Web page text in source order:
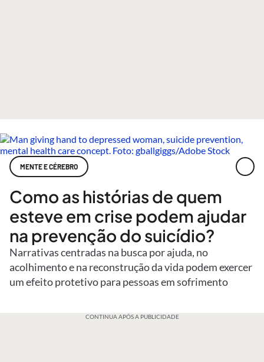
MENTE E CÉREBRO
Como as histórias de quem
esteve em crise podem ajudar
na prevenção do suicídio?
Narrativas centradas na busca por ajuda, no
acolhimento e na reconstrução da vida podem exercer
um efeito protetivo para pessoas em sofrimento
CONTINUA APÓS A PUBLICIDADE